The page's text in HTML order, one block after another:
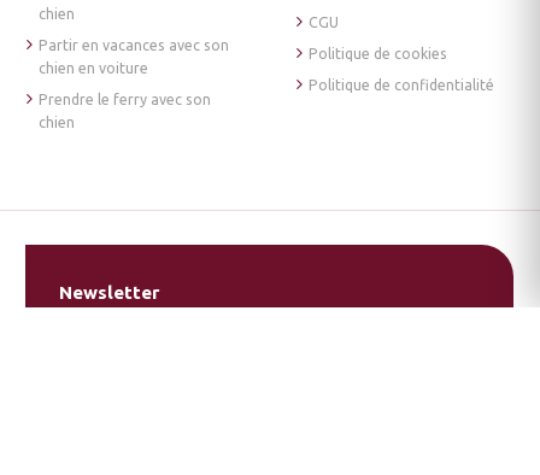
chien
Partir en vacances avec son
chien en voiture
Prendre le ferry avec son
chien
CGU
Politique de cookies
Politique de confidentialité
Newsletter